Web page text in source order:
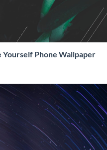
Yourself Phone Wallpaper